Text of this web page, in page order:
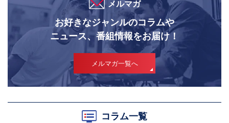
メルマガ
お好きなジャンルのコラムや
ニュース、番組情報をお届け！
メルマガ一覧へ
コラム一覧